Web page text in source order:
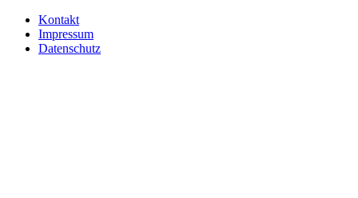
Kontakt
Impressum
Datenschutz